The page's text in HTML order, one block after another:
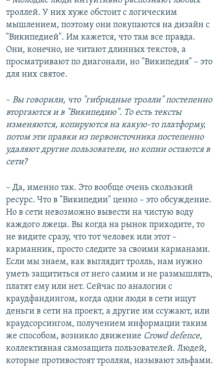
троллей. У них хуже обстоит с логическим
мышлением, поэтому они покупаются на дизайн с
"Википедией". Им кажется, что там все правда.
Они, конечно, не читают длинных текстов, а
просматривают по диагонали, но "Википедия" – это
для них святое.
– Вы говорили, что "гибридные тролли" постепенно
вторгаются и в "Википедию". То есть тексты
изменяются, копируются на какую-то платформу,
потом эти правки из первоисточника постепенно
удаляют другие пользователи, но копии остаются в
сети?
– Да, именно так. Это вообще очень скользкий
ресурс. Что в "Википедии" ценно – это обсуждение.
Но в сети невозможно вывести на чистую воду
каждого лжеца. Вы когда на рынок приходите, то
не видите сразу, что тот человек или этот –
карманник, просто следите за своими карманами.
Если мы знаем, как выглядит тролль, нам нужно
уметь защититься от него самим и не размышлять,
платят ему или нет. Сейчас по аналогии с
краудфандингом, когда одни люди в сети ищут
деньги в сети на проект, а другие им ссужают, или
краудсорсингом, получением информации таким
же способом, возникло движение Crowd defence,
коллективная самозащита пользователей. Людей,
которые противостоят троллям, называют эльфами.